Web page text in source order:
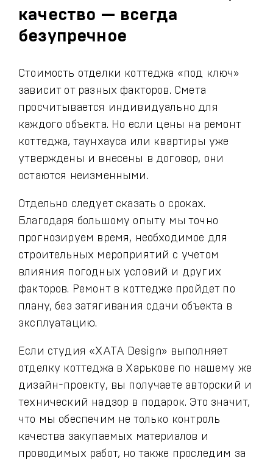
качество — всегда
безупречное
Стоимость отделки коттеджа «под ключ»
зависит от разных факторов. Смета
просчитывается индивидуально для
каждого объекта. Но если цены на ремонт
коттеджа, таунхауса или квартиры уже
утверждены и внесены в договор, они
остаются неизменными.
Отдельно следует сказать о сроках.
Благодаря большому опыту мы точно
прогнозируем время, необходимое для
строительных мероприятий с учетом
влияния погодных условий и других
факторов. Ремонт в коттедже пройдет по
плану, без затягивания сдачи объекта в
эксплуатацию.
Если студия «ХАТА Design» выполняет
отделку коттеджа в Харькове по нашему же
дизайн-проекту, вы получаете авторский и
технический надзор в подарок. Это значит,
что мы обеспечим не только контроль
качества закупаемых материалов и
проводимых работ, но также проследим за